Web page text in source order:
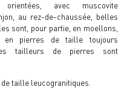
orientées, avec muscovite
au rez-de-chaussée, belles
sont, pour partie, en moellons,
en pierres de taille toujours
tailleurs de pierres sont
taille leucogranitiques.